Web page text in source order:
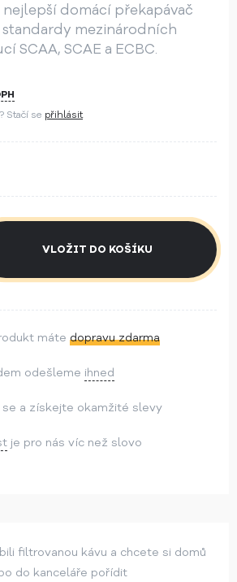
domácí překapávač
mezinárodních
SCAA, SCAE a ECBC.
Stačí se přihlásit
máte dopravu zdarma
odešleme ihned
se a získejte okamžité slevy
je pro nás víc než slovo
filtrovanou kávu a chcete si domů
do kanceláře pořídit